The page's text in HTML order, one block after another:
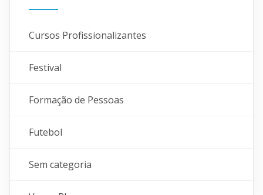
Cursos Profissionalizantes
Festival
Formação de Pessoas
Futebol
Sem categoria